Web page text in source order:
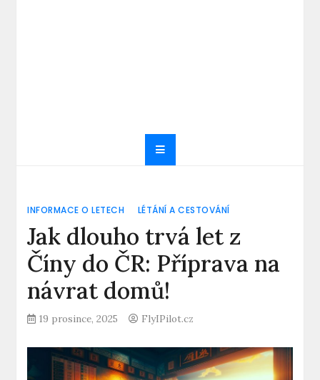
INFORMACE O LETECH LÉTÁNÍ A CESTOVÁNÍ
Jak dlouho trvá let z
Číny do ČR: Příprava na
návrat domů!
19 prosince, 2025 FlyIPilot.cz